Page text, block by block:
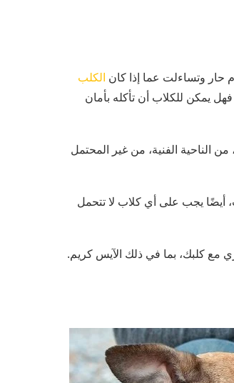
حار وتساءلت عما إذا كان الكلب
يمكن للكلاب أن تأكله بأمان
الناحية الفنية، من غير المحتمل
أيضًا يجب على أي كلاب لا تتحمل
مع كلبك، بما في ذلك الآيس كريم.